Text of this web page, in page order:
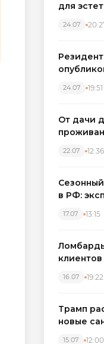
для
24.07
24.07 19:51
От дачи
22.07 12:36
в РФ:
17.07 13:15
вырос
16.07 19:22
Трамп
новые
15.07 12:00